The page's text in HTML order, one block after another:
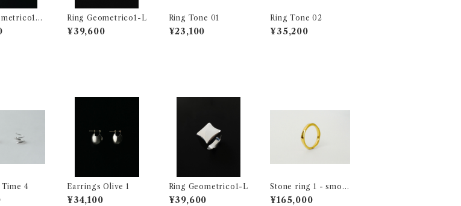
Ring Geometrico1-L
¥39,600
Ring Tone 01
¥23,100
Ring Tone 02
¥35,200
4 Earrings Olive 1
¥34,100
Ring Geometrico1-L
¥39,600
Stone ring 1 - smoo
th K18YG
¥165,000